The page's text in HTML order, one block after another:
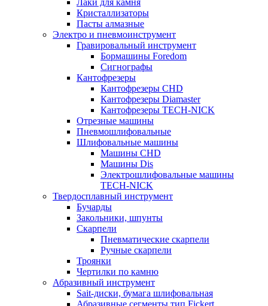
Лаки для камня
Кристаллизаторы
Пасты алмазные
Электро и пневмоинструмент
Гравировальный инструмент
Бормашины Foredom
Сигнографы
Кантофрезеры
Кантофрезеры CHD
Кантофрезеры Diamaster
Кантофрезеры TECH-NICK
Отрезные машины
Пневмошлифовальные
Шлифовальные машины
Машины CHD
Машины Dis
Электрошлифовальные машины
TECH-NICK
Твердосплавный инструмент
Бучарды
Закольники, шпунты
Скарпели
Пневматические скарпели
Ручные скарпели
Троянки
Чертилки по камню
Абразивный инструмент
Sait-диски, бумага шлифовальная
Абразивные сегменты тип Fickert